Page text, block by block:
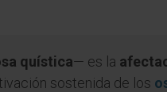
quística— es la
sostenida de los